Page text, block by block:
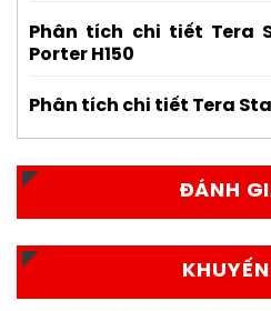
Phân tích chi tiết Tera
Porter H150
Phân tích chi tiết Tera
ĐÁNH